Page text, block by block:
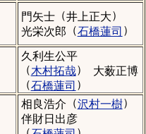
門矢士（井上正大）
光栄次郎 （石橋蓮司 ）
久利生公平
（木村拓哉）
大薮正博
（石橋蓮司 ）
相良浩介 （沢村一樹）
伴財日出彦